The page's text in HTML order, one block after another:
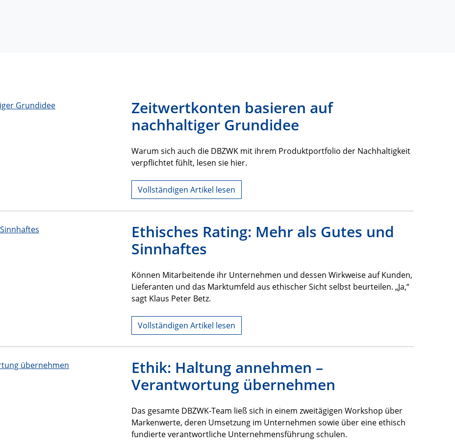
Zeitwertkonten basieren auf
nachhaltiger Grundidee
Warum sich auch die DBZWK mit ihrem Produktportfolio der Nachhaltigkeit
verpflichtet fühlt, lesen sie hier.
Vollständigen Artikel lesen
Ethisches Rating: Mehr als Gutes und
Sinnhaftes
Können Mitarbeitende ihr Unternehmen und dessen Wirkweise auf Kunden,
Lieferanten und das Marktumfeld aus ethischer Sicht selbst beurteilen. „Ja,“
sagt Klaus Peter Betz.
Vollständigen Artikel lesen
Ethik: Haltung annehmen –
Verantwortung übernehmen
Das gesamte DBZWK-Team ließ sich in einem zweitägigen Workshop über
Markenwerte, deren Umsetzung im Unternehmen sowie über eine ethisch
fundierte verantwortliche Unternehmensführung schulen.